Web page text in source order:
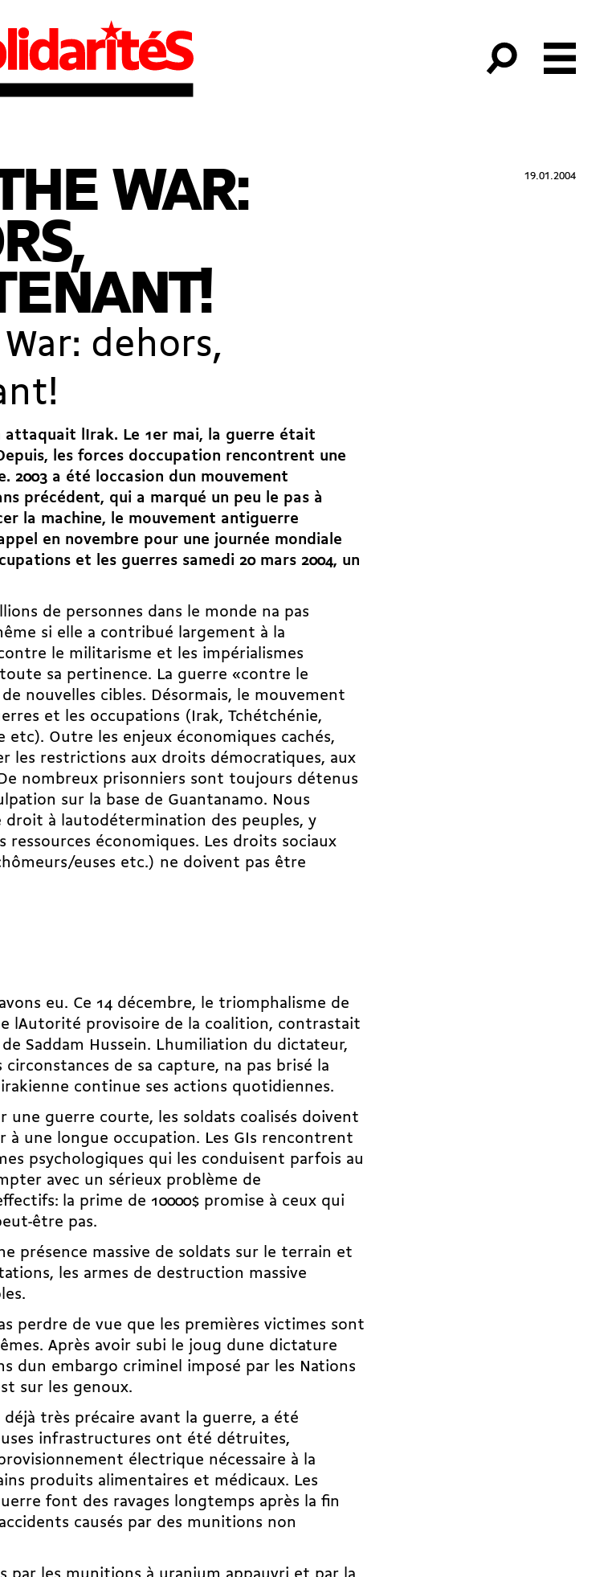
19.01.2004
WAR:
dehors,
attaquait lIrak. Le 1er mai, la guerre était
les forces doccupation rencontrent une
a été loccasion dun mouvement
précédent, qui a marqué un peu le pas à
la machine, le mouvement antiguerre
en novembre pour une journée mondiale
et les guerres samedi 20 mars 2004, un
de personnes dans le monde na pas
si elle a contribué largement à la
le militarisme et les impérialismes
sa pertinence. La guerre «contre le
nouvelles cibles. Désormais, le mouvement
et les occupations (Irak, Tchétchénie,
etc). Outre les enjeux économiques cachés,
les restrictions aux droits démocratiques, aux
nombreux prisonniers sont toujours détenus
sur la base de Guantanamo. Nous
droit à lautodétermination des peuples, y
ressources économiques. Les droits sociaux
euses etc.) ne doivent pas être
eu. Ce 14 décembre, le triomphalisme de
lAutorité provisoire de la coalition, contrastait
Saddam Hussein. Lhumiliation du dictateur,
de sa capture, na pas brisé la
continue ses actions quotidiennes.
une guerre courte, les soldats coalisés doivent
à une longue occupation. Les GIs rencontrent
psychologiques qui les conduisent parfois au
avec un sérieux problème de
la prime de 10000$ promise à ceux qui
être pas.
présence massive de soldats sur le terrain et
les armes de destruction massive
perdre de vue que les premières victimes sont
Après avoir subi le joug dune dictature
dun embargo criminel imposé par les Nations
sur les genoux.
déjà très précaire avant la guerre, a été
infrastructures ont été détruites,
électrique nécessaire à la
produits alimentaires et médicaux. Les
font des ravages longtemps après la fin
causés par des munitions non